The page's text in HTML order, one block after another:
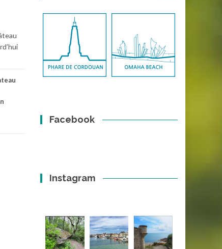
Facebook
Instagram